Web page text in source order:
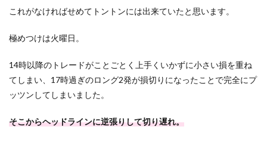
これがなければせめてトントンには出来ていたと思います。
極めつけは火曜日。
14時以降のトレードがことごとく上手くいかずに小さい損を重ね
てしまい、17時過ぎのロング2発が損切りになったことで完全にプ
ッツンしてしまいました。
そこからヘッドラインに逆張りして切り遅れ。